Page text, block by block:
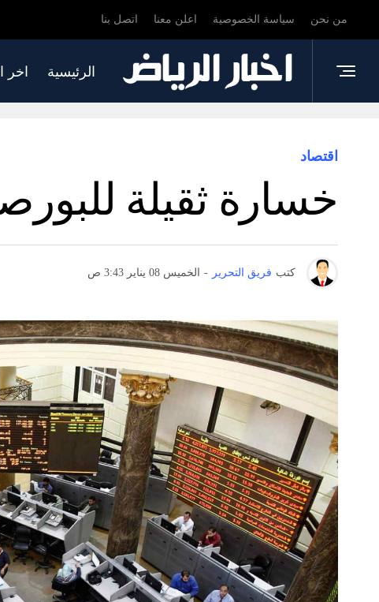
من نحن سياسة الخصوصية اعلن معنا اتصل بنا
الرئيسية اخر
اقتصاد
خسارة ثقيلة
كتب فريق التحرير - الخميس 08 يناير 3:43 ص